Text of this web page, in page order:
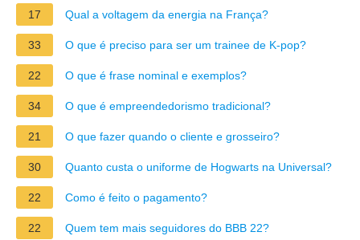
17 Qual a voltagem da energia na França?
33 O que é preciso para ser um trainee de K-pop?
22 O que é frase nominal e exemplos?
34 O que é empreendedorismo tradicional?
21 O que fazer quando o cliente e grosseiro?
30 Quanto custa o uniforme de Hogwarts na Universal?
22 Como é feito o pagamento?
22 Quem tem mais seguidores do BBB 22?